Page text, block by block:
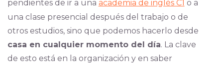
pendientes de ir a una academia de inglés C1 o a
una clase presencial después del trabajo o de
otros estudios, sino que podemos hacerlo desde
casa en cualquier momento del día. La clave
de esto está en la organización y en saber